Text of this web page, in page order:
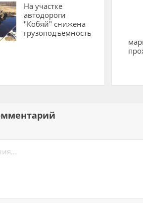
На участке
автодороги
"Кобяй" снижена
грузоподъемность